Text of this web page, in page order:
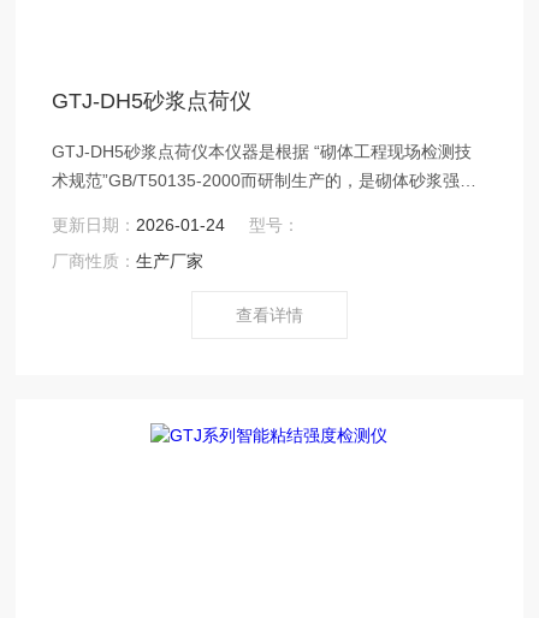
GTJ-DH5砂浆点荷仪
GTJ-DH5砂浆点荷仪本仪器是根据 “砌体工程现场检测技
术规范”GB/T50135-2000而研制生产的，是砌体砂浆强度
响墙体受力性能，具有检测容易、操作方便、所需时间
短、测试精度高等特点，*可以满足砌体工程现场质量控
更新日期： 2026-01-24
型号：
厂商性质：生产厂家
查看详情